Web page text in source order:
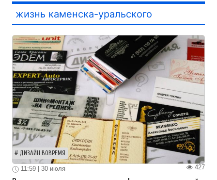
жизнь каменска-уральского
ДИЗАЙН ВОВРЕМЯ
427
11:59 | 30 июля